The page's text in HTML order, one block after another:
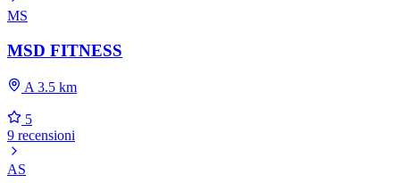
MS
MSD FITNESS
A 3.5 km
5
9 recensioni
AS